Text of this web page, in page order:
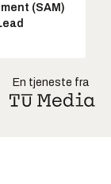
(SAM)
En tjeneste fra